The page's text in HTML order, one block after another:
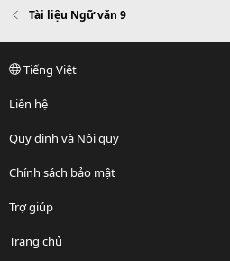
Tài liệu Ngữ văn 9
Tiếng Việt
Liên hệ
Quy định và Nội quy
Chính sách bảo mật
Trợ giúp
Trang chủ